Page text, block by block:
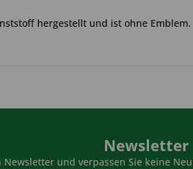
hergestellt und ist ohne Emblem.
Newsletter
und verpassen Sie keine